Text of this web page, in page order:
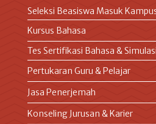
Seleksi Beasiswa Masuk
Kursus Bahasa
Tes Sertifikasi Bahasa & Simulasi
Pertukaran Guru & Pelajar
Jasa Penerjemah
Konseling Jurusan & Karier